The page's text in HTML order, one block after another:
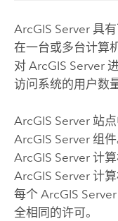
ArcGIS Server具有
在一台或多台计算
对 ArcGIS Server
访问系统的用户数
ArcGIS Server站点
ArcGIS Server组件
ArcGIS Server计算
ArcGIS Server计算
每个 ArcGIS Server
全相同的许可。